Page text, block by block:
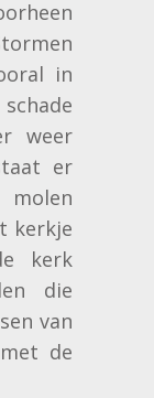
in
weer
er
molen
kerkje
kerk
die
van
de